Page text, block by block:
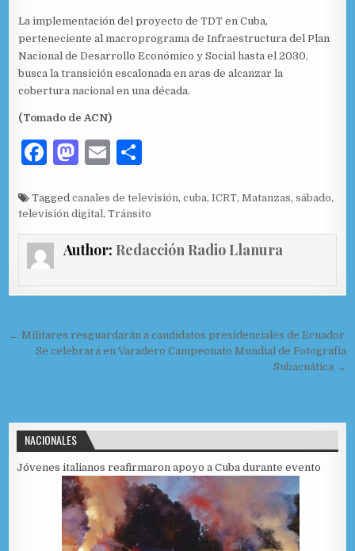
La implementación del proyecto de TDT en Cuba,
perteneciente al macroprograma de Infraestructura del Plan
Nacional de Desarrollo Económico y Social hasta el 2030,
busca la transición escalonada en aras de alcanzar la
cobertura nacional en una década.
(Tomado de ACN)
F
c
e
o
o
k
M
to
d
o
n
E
ai
l
m
p
ar
ti
r
Taggedcanales de televisión,cuba,ICRT,Matanzas,sábado,
televisión digital,Tránsito
Author: Redacción Radio Llanura
Navegación de entradas
← Militares resguardarán a candidatos presidenciales de Ecuador
Se celebrará en Varadero Campeonato Mundial de Fotografía
Subacuática →
NACIONALES
Jóvenes italianos reafirmaron apoyo a Cuba durante evento